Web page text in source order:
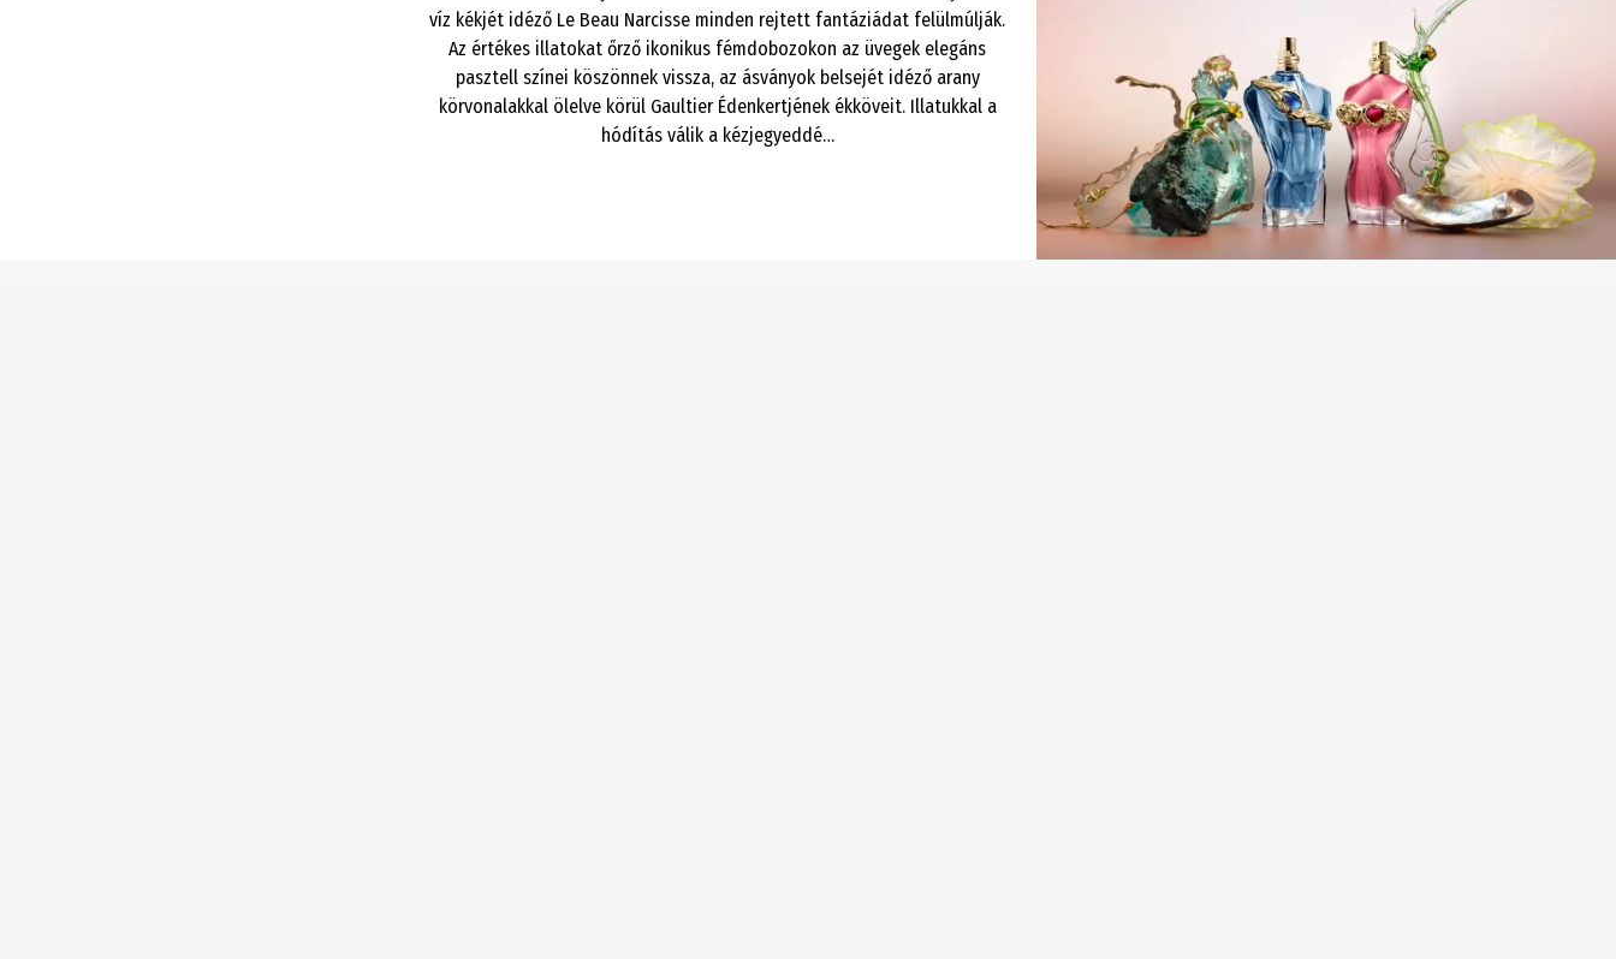
víz kékjét idéző Le Beau Narcisse minden rejtett fantáziádat felülmúlják.
Az értékes illatokat őrző ikonikus fémdobozokon az üvegek elegáns
pasztell színei köszönnek vissza, az ásványok belsejét idéző arany
körvonalakkal ölelve körül Gaultier Édenkertjének ékköveit. Illatukkal a
hódítás válik a kézjegyeddé…